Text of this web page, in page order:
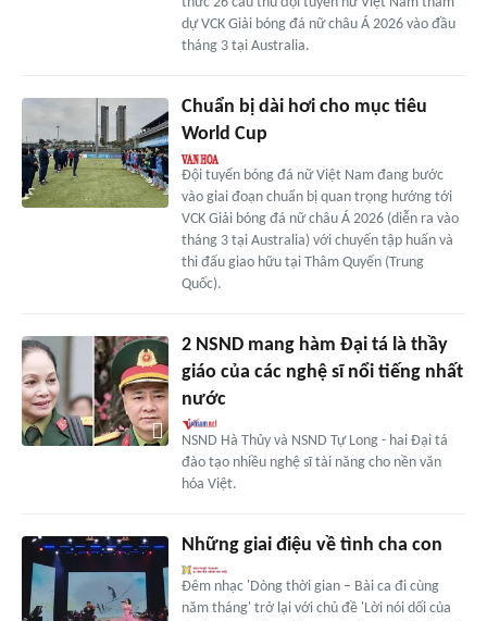
dự VCK Giải bóng đá nữ châu Á 2026 vào đầu
tháng 3 tại Australia.
Chuẩn bị dài hơi cho mục tiêu
World Cup
Đội tuyển bóng đá nữ Việt Nam đang bước
vào giai đoạn chuẩn bị quan trọng hướng tới
VCK Giải bóng đá nữ châu Á 2026 (diễn ra vào
tháng 3 tại Australia) với chuyến tập huấn và
thi đấu giao hữu tại Thâm Quyến (Trung
Quốc).
2 NSND mang hàm Đại tá là thầy
giáo của các nghệ sĩ nổi tiếng nhất
nước
NSND Hà Thủy và NSND Tự Long - hai Đại tá
đào tạo nhiều nghệ sĩ tài năng cho nền văn
hóa Việt.
Những giai điệu về tình cha con
Đêm nhạc 'Dòng thời gian – Bài ca đi cùng
năm tháng' trở lại với chủ đề 'Lời nói dối của